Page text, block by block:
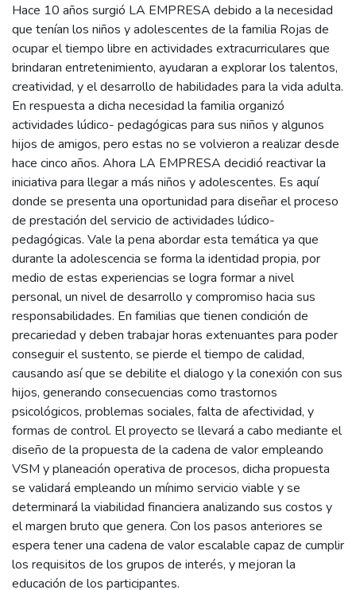
Hace 10 años surgió LA EMPRESA debido a la necesidad
que tenían los niños y adolescentes de la familia Rojas de
ocupar el tiempo libre en actividades extracurriculares que
brindaran entretenimiento, ayudaran a explorar los talentos,
creatividad, y el desarrollo de habilidades para la vida adulta.
En respuesta a dicha necesidad la familia organizó
actividades lúdico- pedagógicas para sus niños y algunos
hijos de amigos, pero estas no se volvieron a realizar desde
hace cinco años. Ahora LA EMPRESA decidió reactivar la
iniciativa para llegar a más niños y adolescentes. Es aquí
donde se presenta una oportunidad para diseñar el proceso
de prestación del servicio de actividades lúdico-
pedagógicas. Vale la pena abordar esta temática ya que
durante la adolescencia se forma la identidad propia, por
medio de estas experiencias se logra formar a nivel
personal, un nivel de desarrollo y compromiso hacia sus
responsabilidades. En familias que tienen condición de
precariedad y deben trabajar horas extenuantes para poder
conseguir el sustento, se pierde el tiempo de calidad,
causando así que se debilite el dialogo y la conexión con sus
hijos, generando consecuencias como trastornos
psicológicos, problemas sociales, falta de afectividad, y
formas de control. El proyecto se llevará a cabo mediante el
diseño de la propuesta de la cadena de valor empleando
VSM y planeación operativa de procesos, dicha propuesta
se validará empleando un mínimo servicio viable y se
determinará la viabilidad financiera analizando sus costos y
el margen bruto que genera. Con los pasos anteriores se
espera tener una cadena de valor escalable capaz de cumplir
los requisitos de los grupos de interés, y mejoran la
educación de los participantes.